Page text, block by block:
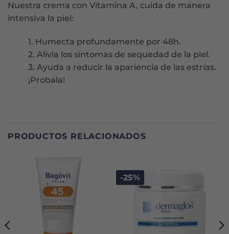
Nuestra crema con Vitamina A, cuida de manera
intensiva la piel:
1. Humecta profundamente por 48h.
2. Alivia los síntomas de sequedad de la piel.
3. Ayuda a reducir la apariencia de las estrías.
¡Probala!
PRODUCTOS RELACIONADOS
-25%